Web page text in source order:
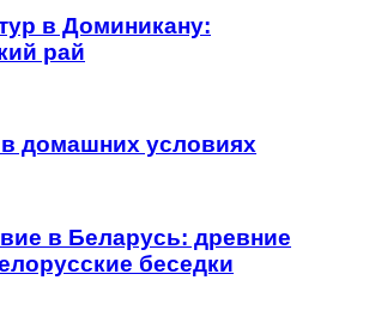
в Доминикану:
рай
домашних условиях
в Беларусь: древние
беседки